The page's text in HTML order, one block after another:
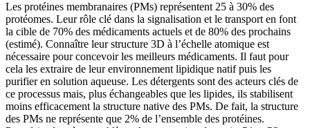
Les protéines membranaires (PMs) représentent 25 à 30% des
protéomes. Leur rôle clé dans la signalisation et le transport en font
la cible de 70% des médicaments actuels et de 80% des prochains
(estimé). Connaître leur structure 3D à l’échelle atomique est
nécessaire pour concevoir les meilleurs médicaments. Il faut pour
cela les extraire de leur environnement lipidique natif puis les
purifier en solution aqueuse. Les détergents sont des acteurs clés de
ce processus mais, plus échangeables que les lipides, ils stabilisent
moins efficacement la structure native des PMs. De fait, la structure
des PMs ne représente que 2% de l’ensemble des protéines.